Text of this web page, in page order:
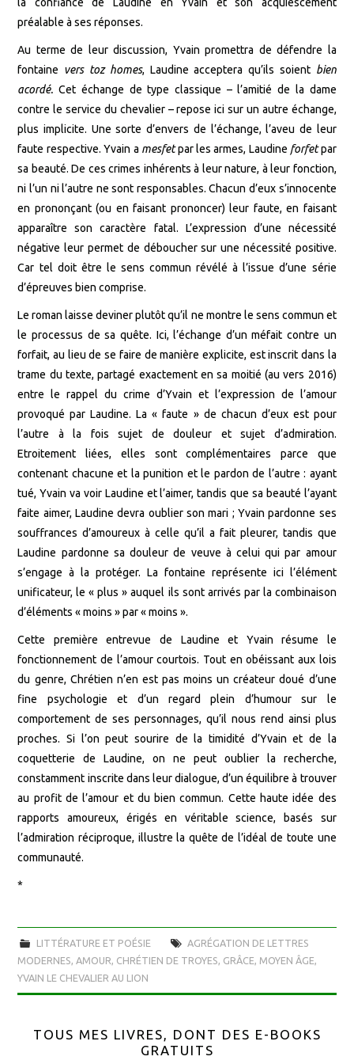
préalable à ses réponses.
Au terme de leur discussion, Yvain promettra de défendre la
fontaine vers toz homes, Laudine acceptera qu’ils soient bien
acordé.Cet échange de type classique – l’amitié de la dame
contre le service du chevalier – repose ici sur un autre échange,
plus implicite. Une sorte d’envers de l’échange, l’aveu de leur
faute respective. Yvain a mesfetpar les armes, Laudine forfetpar
sa beauté. De ces crimes inhérents à leur nature, à leur fonction,
ni l’un ni l’autre ne sont responsables. Chacun d’eux s’innocente
en prononçant (ou en faisant prononcer) leur faute, en faisant
apparaître son caractère fatal. L’expression d’une nécessité
négative leur permet de déboucher sur une nécessité positive.
Car tel doit être le sens commun révélé à l’issue d’une série
d’épreuves bien comprise.
Le roman laisse deviner plutôt qu’il ne montre le sens commun et
le processus de sa quête. Ici, l’échange d’un méfait contre un
forfait, au lieu de se faire de manière explicite, est inscrit dans la
trame du texte, partagé exactement en sa moitié (au vers 2016)
entre le rappel du crime d’Yvain et l’expression de l’amour
provoqué par Laudine. La « faute » de chacun d’eux est pour
l’autre à la fois sujet de douleur et sujet d’admiration.
Etroitement liées, elles sont complémentaires parce que
contenant chacune et la punition et le pardon de l’autre : ayant
tué, Yvain va voir Laudine et l’aimer, tandis que sa beauté l’ayant
faite aimer, Laudine devra oublier son mari ; Yvain pardonne ses
souffrances d’amoureux à celle qu’il a fait pleurer, tandis que
Laudine pardonne sa douleur de veuve à celui qui par amour
s’engage à la protéger. La fontaine représente ici l’élément
unificateur, le « plus » auquel ils sont arrivés par la combinaison
d’éléments « moins » par « moins ».
Cette première entrevue de Laudine et Yvain résume le
fonctionnement de l’amour courtois. Tout en obéissant aux lois
du genre, Chrétien n’en est pas moins un créateur doué d’une
fine psychologie et d’un regard plein d’humour sur le
comportement de ses personnages, qu’il nous rend ainsi plus
proches. Si l’on peut sourire de la timidité d’Yvain et de la
coquetterie de Laudine, on ne peut oublier la recherche,
constamment inscrite dans leur dialogue, d’un équilibre à trouver
au profit de l’amour et du bien commun. Cette haute idée des
rapports amoureux, érigés en véritable science, basés sur
l’admiration réciproque, illustre la quête de l’idéal de toute une
communauté.
*
LITTÉRATURE ET POÉSIE
AGRÉGATION DE LETTRES
MODERNES AMOUR CHRÉTIEN DE TROYES GRÂCE MOYEN ÂGE
YVAIN LE CHEVALIER AU LION
TOUS MES LIVRES, DONT DES E-BOOKS
GRATUITS